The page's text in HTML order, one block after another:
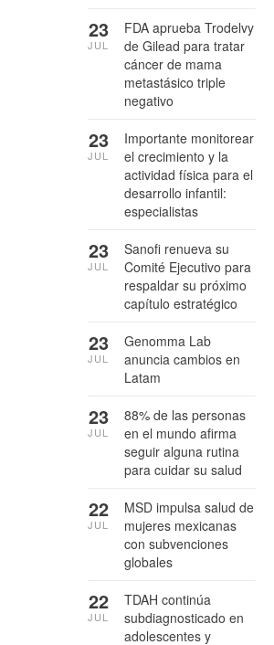
FDA aprueba Trodelvy
de Gilead para tratar
cáncer de mama
metastásico triple
negativo
23
JUL
Importante monitorear
el crecimiento y la
actividad física para el
desarrollo infantil:
especialistas
23
JUL
Sanofi renueva su
Comité Ejecutivo para
respaldar su próximo
capítulo estratégico
23
JUL
Genomma Lab
anuncia cambios en
Latam
23
JUL
88% de las personas
en el mundo afirma
seguir alguna rutina
para cuidar su salud
23
JUL
MSD impulsa salud de
mujeres mexicanas
con subvenciones
globales
22
JUL
TDAH continúa
subdiagnosticado en
adolescentes y
22
JUL